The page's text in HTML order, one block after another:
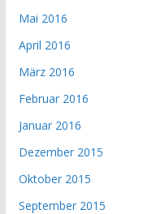
Mai 2016
April 2016
März 2016
Februar 2016
Januar 2016
Dezember 2015
Oktober 2015
September 2015